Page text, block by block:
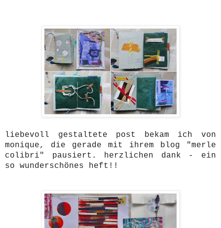
liebevoll gestaltete post bekam ich von
monique, die gerade mit ihrem blog "merle
colibri" pausiert. herzlichen dank - ein
so wunderschönes heft!!